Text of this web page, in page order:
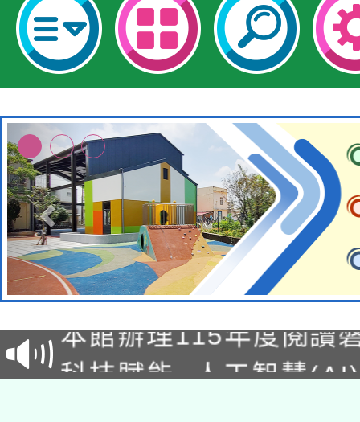
適應運動共學行動站研
本館辦理115年度閱讀
暨閱讀推動專業研習
科技賦能─人工智慧